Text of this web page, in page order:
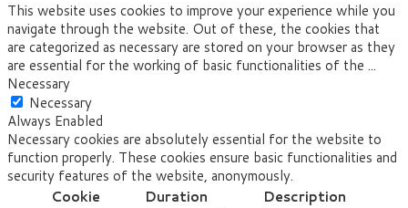
This website uses cookies to improve your experience while you
navigate through the website. Out of these, the cookies that
are categorized as necessary are stored on your browser as they
are essential for the working of basic functionalities of the ...
Necessary
Necessary
Always Enabled
Necessary cookies are absolutely essential for the website to
function properly. These cookies ensure basic functionalities and
security features of the website, anonymously.
Cookie
Duration Description